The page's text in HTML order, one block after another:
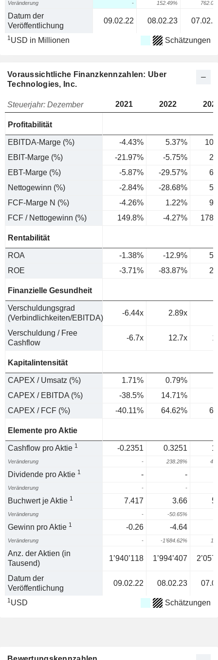
Veränderung - 152.49%
Datum der
Veröffentlichung
09.02.22 08.02.23
1USD in Millionen Schätzungen
Voraussichtliche Finanzkennzahlen: Uber
Technologies, Inc.
Steuerjahr: Dezember 2021 2022
Profitabilität
EBITDA-Marge (%) -4.43% 5.37%
EBIT-Marge (%)
-21.97% -5.75%
EBT-Marge (%)
-5.87% -29.57%
Nettogewinn (%)
-2.84% -28.68%
FCF-Marge N (%)
-4.26% 1.22%
FCF / Nettogewinn (%)
149.8% -4.27%
Rentabilität
ROA -1.38% -12.9%
ROE
-3.71% -83.87%
Finanzielle Gesundheit
Verschuldungsgrad
(Verbindlichkeiten/EBITDA)
-6.44x 2.89x
Verschuldung / Free
Cashflow
-6.7x 12.7x
Kapitalintensität
CAPEX / Umsatz (%) 1.71% 0.79%
CAPEX / EBITDA (%)
-38.5% 14.71%
CAPEX / FCF (%)
-40.11% 64.62%
Elemente pro Aktie
Cashflow pro Aktie 1 -0.2351 0.3251
Veränderung - 238.28%
Dividende pro Aktie 1 - -
Veränderung - -
Buchwert je Aktie 1 7.417 3.66
Veränderung - -50.65%
Gewinn pro Aktie 1 -0.26 -4.64
Veränderung - -1’684.62%
Anz. der Aktien (in
Tausend)
1’940’118 1’994’407
Datum der
Veröffentlichung
09.02.22 08.02.23
1USD Schätzungen